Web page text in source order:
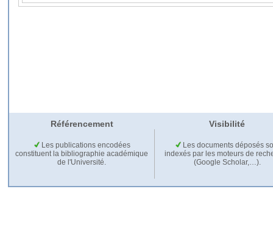
Référencement Visibilité
Les publications encodées
constituent la bibliographie académique
de l'Université.
Les documents déposés
indexés par les moteurs de
(Google Scholar,…).